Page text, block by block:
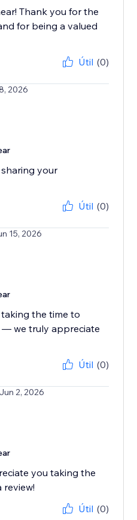
Thank you for the
for being a valued
Útil (0)
2026
your
Útil (0)
15, 2026
the time to
— we truly appreciate
Útil (0)
2, 2026
you taking the
review!
Útil (0)